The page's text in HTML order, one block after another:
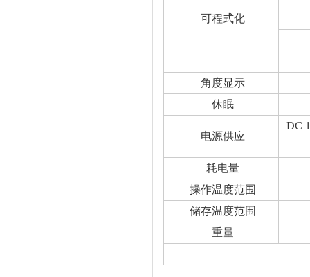
可程式化
角度显示
休眠
电源供应
DC
耗电量
操作温度范围
储存温度范围
重量